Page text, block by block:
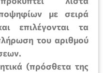
με σειρά
επιλέγονται τα
του αριθμού
(πρόσθετα της